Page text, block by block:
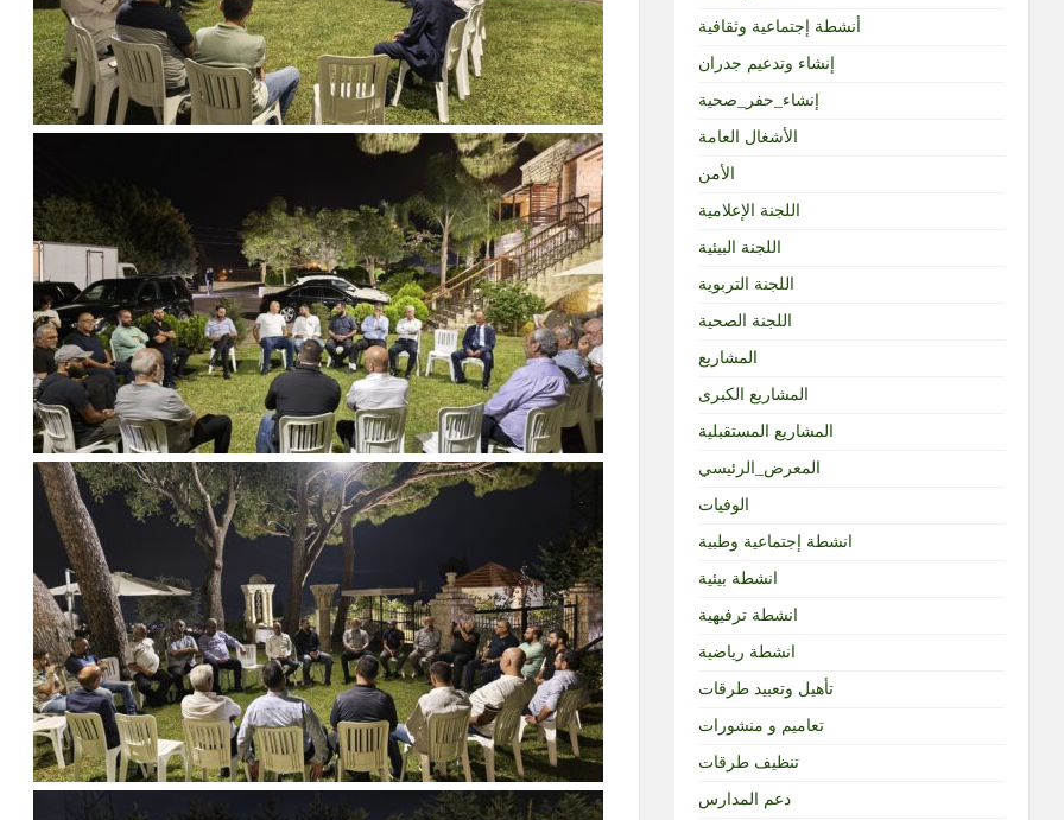
أنشطة إجتماعية وثقافية
إنشاء وتدعيم جدران
إنشاء_حفر_صحية
الأشغال العامة
الأمن
اللجنة الإعلامية
اللجنة البيئية
اللجنة التربوية
اللجنة الصحية
المشاريع
المشاريع الكبرى
المشاريع المستقبلية
المعرض_الرئيسي
الوفيات
انشطة إجتماعية وطبية
انشطة بيئية
انشطة ترفيهية
انشطة رياضية
تأهيل وتعبيد طرقات
تعاميم و منشورات
تنظيف طرقات
دعم المدارس